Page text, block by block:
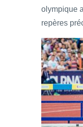
olympique
repères